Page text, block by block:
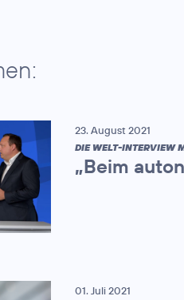
23. August 2021
DIE WELT-INTERVIEW
„Beim
01. Juli 2021